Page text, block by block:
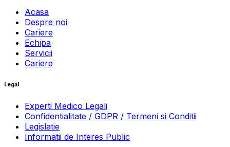
Acasa
Despre noi
Cariere
Echipa
Servicii
Cariere
Legal
Experti Medico Legali
Confidentialitate / GDPR / Termeni si Conditii
Legislatie
Informatii de Interes Public